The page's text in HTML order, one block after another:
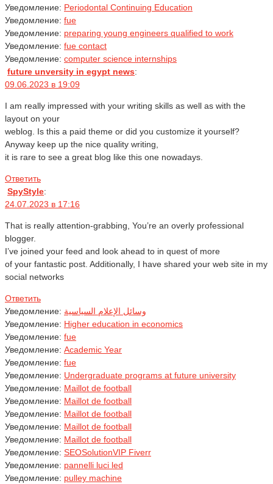
Уведомление: Periodontal Continuing Education
Уведомление: fue
Уведомление: preparing young engineers qualified to work
Уведомление: fue contact
Уведомление: computer science internships
future unversity in egypt news:
09.06.2023 в 19:09
I am really impressed with your writing skills as well as with the
layout on your
weblog. Is this a paid theme or did you customize it yourself?
Anyway keep up the nice quality writing,
it is rare to see a great blog like this one nowadays.
Ответить
SpyStyle:
24.07.2023 в 17:16
That is really attention-grabbing, You’re an overly professional
blogger.
I’ve joined your feed and look ahead to in quest of more
of your fantastic post. Additionally, I have shared your web site in my
social networks
Ответить
Уведомление: وسائل الإعلام السياسية
Уведомление: Higher education in economics
Уведомление: fue
Уведомление: Academic Year
Уведомление: fue
Уведомление: Undergraduate programs at future university
Уведомление: Maillot de football
Уведомление: Maillot de football
Уведомление: Maillot de football
Уведомление: Maillot de football
Уведомление: Maillot de football
Уведомление: SEOSolutionVIP Fiverr
Уведомление: pannelli luci led
Уведомление: pulley machine